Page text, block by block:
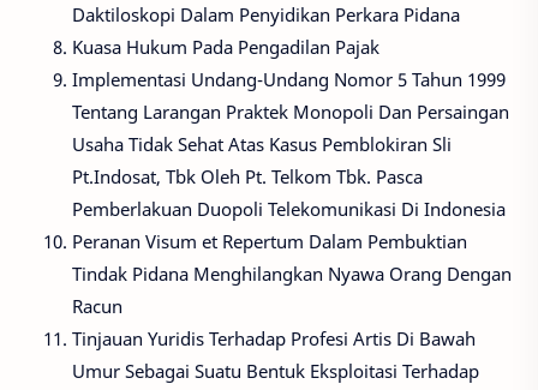
Daktiloskopi Dalam Penyidikan Perkara Pidana
Kuasa Hukum Pada Pengadilan Pajak
Implementasi Undang-Undang Nomor 5 Tahun 1999
Tentang Larangan Praktek Monopoli Dan Persaingan
Usaha Tidak Sehat Atas Kasus Pemblokiran Sli
Pt.Indosat, Tbk Oleh Pt. Telkom Tbk. Pasca
Pemberlakuan Duopoli Telekomunikasi Di Indonesia
Peranan Visum et Repertum Dalam Pembuktian
Tindak Pidana Menghilangkan Nyawa Orang Dengan
Racun
Tinjauan Yuridis Terhadap Profesi Artis Di Bawah
Umur Sebagai Suatu Bentuk Eksploitasi Terhadap